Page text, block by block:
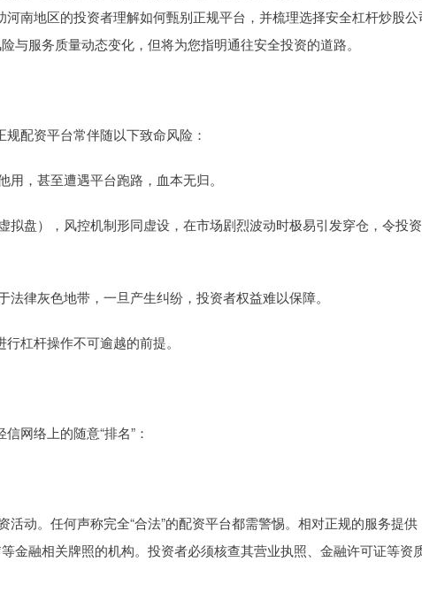
南地区的投资者理解如何甄别正规平台，并梳理选择安全杠杆炒股公
与服务质量动态变化，但将为您指明通往安全投资的道路。
配资平台常伴随以下致命风险：
，甚至遭遇平台跑路，血本无归。
盘），风控机制形同虚设，在市场剧烈波动时极易引发穿仓，令投
律灰色地带，一旦产生纠纷，投资者权益难以保障。
杠杆操作不可逾越的前提。
网络上的随意“排名”：
动。任何声称完全“合法”的配资平台都需警惕。相对正规的服务提供
金融相关牌照的机构。投资者必须核查其营业执照、金融许可证等资